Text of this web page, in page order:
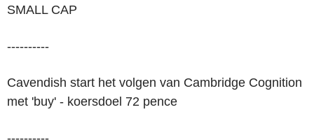
SMALL CAP
----------
Cavendish start het volgen van Cambridge Cognition
met 'buy' - koersdoel 72 pence